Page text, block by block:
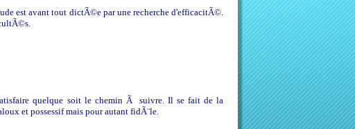
est avant tout dictÃ©e par une recherche d'efficacitÃ©.
quelque soit le chemin Ã suivre. Il se fait de la
et possessif mais pour autant fidÃ¨le.